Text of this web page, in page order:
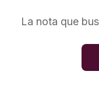
La nota que